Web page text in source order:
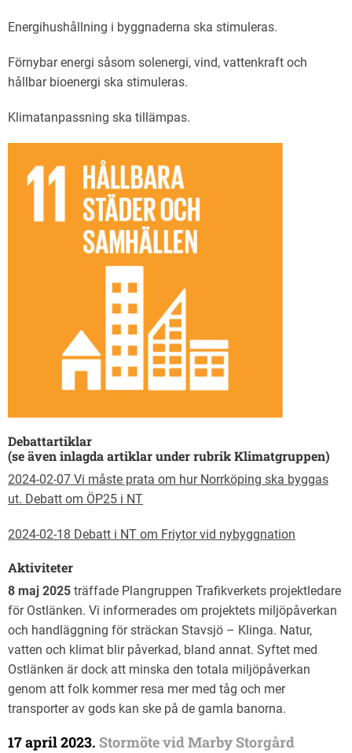
Energihushållning i byggnaderna ska stimuleras.
Förnybar energi såsom solenergi, vind, vattenkraft och
hållbar bioenergi ska stimuleras.
Klimatanpassning ska tillämpas.
Debattartiklar
(se även inlagda artiklar under rubrik Klimatgruppen)
2024-02-07 Vi måste prata om hur Norrköping ska byggas
ut. Debatt om ÖP25 i NT
2024-02-18 Debatt i NT om Friytor vid nybyggnation
Aktiviteter
8 maj 2025 träffade Plangruppen Trafikverkets projektledare
för Ostlänken. Vi informerades om projektets miljöpåverkan
och handläggning för sträckan Stavsjö – Klinga. Natur,
vatten och klimat blir påverkad, bland annat. Syftet med
Ostlänken är dock att minska den totala miljöpåverkan
genom att folk kommer resa mer med tåg och mer
transporter av gods kan ske på de gamla banorna.
17 april 2023. Stormöte vid Marby Storgård